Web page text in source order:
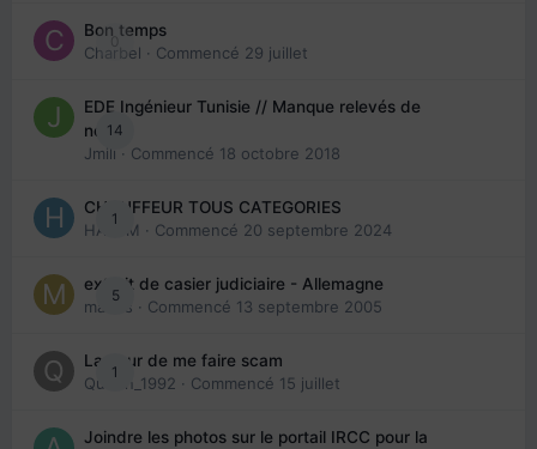
0
Bon temps
Charbel · Commencé 29 juillet
14
EDE Ingénieur Tunisie // Manque relevés de
note
Jmili · Commencé 18 octobre 2018
1
CHAUFFEUR TOUS CATEGORIES
HAZEM · Commencé 20 septembre 2024
5
extrait de casier judiciaire - Allemagne
maries · Commencé 13 septembre 2005
1
La peur de me faire scam
Queen_1992 · Commencé 15 juillet
Joindre les photos sur le portail IRCC pour la